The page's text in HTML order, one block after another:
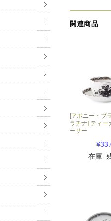
関連商品
[アポニー・ブ
ラチナ] ティー
ーサー
在庫